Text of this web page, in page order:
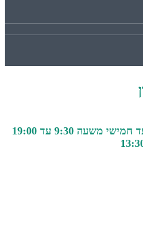
9:30 עד 19:00